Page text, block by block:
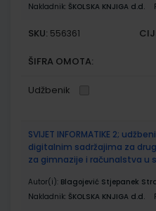
Nakladnik: ŠKOLSKA KNJIGA d.d.
SKU: 556361
ŠIFRA OMOTA:
Udžbenik
SVIJET INFORMATIKE 2;
digitalnim sadržajima za
za gimnazije i računalstva u
Autor(i): Blagojević Stjepanek
Nakladnik: ŠKOLSKA KNJIGA d.d.